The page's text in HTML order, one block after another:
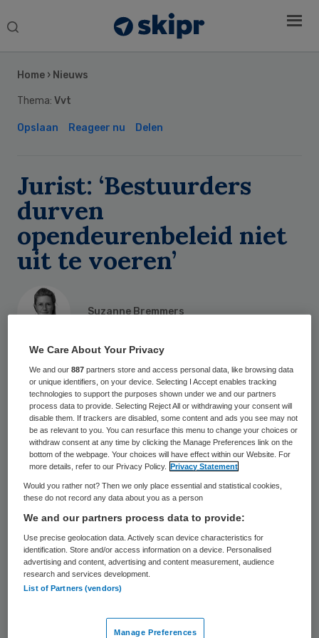
Search
Home › Nieuws
Thema: Vvt
Opslaan Reageer nu Delen
Jurist: ‘Bestuurders
durven
opendeurenbeleid niet
uit te voeren’
Suzanne Bremmers
17 april 2023,10:47
2074 keer gelezen
Gezondheidsjurist Brenda Frederiks stelt
dat bestuurders van zorgorganisaties zich
laten leiden door angst bij de invoering van
het opendeurenbeleid in verpleeghuizen.
Daardoor zijn er nog veel verpleeghuizen
met gesloten afdelingen.
Het opendeurenbeleid valt onder de Wet
zorg en dwang (Wzd) die sinds 1 januari
verpleeghuizen nog niet met een
Sidebar
We Care About Your Privacy
We and our887 partners store and access personal data, like browsing data
or unique identifiers, on your device. Selecting I Accept enables tracking
technologies to support the purposes shown under we and our partners
process data to provide. Selecting Reject All or withdrawing your consent will
disable them. If trackers are disabled, some content and ads you see may not
be as relevant to you. You can resurface this menu to change your choices or
withdraw consent at any time by clicking the Manage Preferences link on the
bottom of the webpage. Your choices will have effect within our Website. For
more details, refer to our Privacy Policy.
Privacy Statement
Would you rather not? Then we only place essential and statistical cookies,
these do not record any data about you as a person
We and our partners process data to provide:
Use precise geolocation data. Actively scan device characteristics for
identification. Store and/or access information on a device. Personalised
advertising and content, advertising and content measurement, audience
research and services development.
List of Partners (vendors)
Manage Preferences